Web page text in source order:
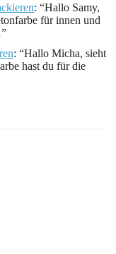
: “Hallo Samy,
für innen und
”
: “Hallo Micha, sieht
hast du für die